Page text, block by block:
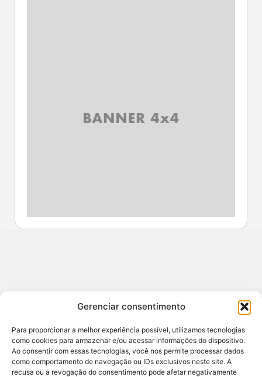
Gerenciar consentimento
Para proporcionar a melhor experiência possível, utilizamos tecnologias
como cookies para armazenar e/ou acessar informações do dispositivo.
Ao consentir com essas tecnologias, você nos permite processar dados
como comportamento de navegação ou IDs exclusivos neste site. A
recusa ou a revogação do consentimento pode afetar negativamente
Contato
redacao@sertao24horas.com.br
CNPJ: 29.653.084/0001-44 / Central de Noticias
Sertão e Agreste
ENDEREÇO: RUA JOSE AMORIM 7A ANDAR 1,
SANTANA DO IPANEMA, ALAGOAS - BR